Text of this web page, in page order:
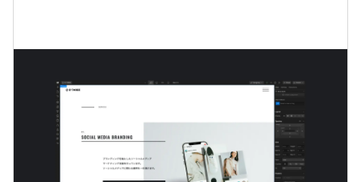
E-THREE
SNS運用を中心に行うクリエイティブ会社のWebサ
イトので制作です。魅力的なデザインとアニメーシ
ョンをWebflowで実装しました。